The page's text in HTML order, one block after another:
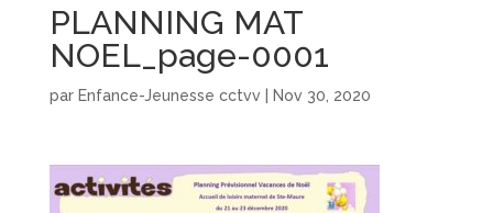
PLANNING MAT
NOEL_page-0001
par Enfance-Jeunesse cctvv Nov 30, 2020